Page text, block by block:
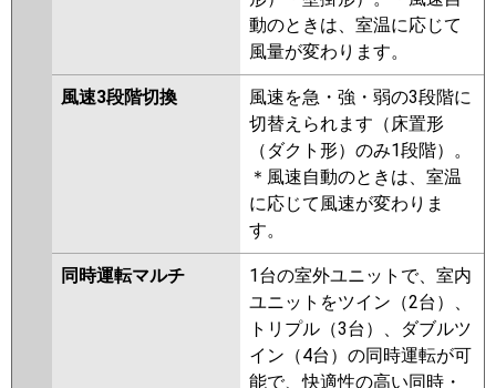
動のときは、室温に応じて
風量が変わります。
風速3段階切換
風速を急・強・弱の3段階に
切替えられます（床置形
（ダクト形）のみ1段階）。
＊風速自動のときは、室温
に応じて風速が変わりま
す。
同時運転マルチ
1台の室外ユニットで、室内
ユニットをツイン（2台）、
トリプル（3台）、ダブルツ
イン（4台）の同時運転が可
能で、快適性の高い同時・